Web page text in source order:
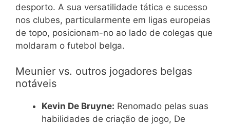
desporto. A sua versatilidade tática e sucesso
nos clubes, particularmente em ligas europeias
de topo, posicionam-no ao lado de colegas que
moldaram o futebol belga.
Meunier vs. outros jogadores belgas
notáveis
Kevin De Bruyne: Renomado pelas suas
habilidades de criação de jogo, De